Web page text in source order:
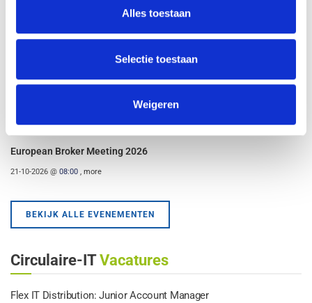
Alles toestaan
Selectie toestaan
Weigeren
Circular Circuits: Workshop Design for Recycling
29-09-2026 - 16:00
07-11-2026 - 18:00
Jaarcongres Circulaire-IT 2026
10-11-2026 - 18:00
European Broker Meeting 2026
21-10-2026 @ 08:00 , more
BEKIJK ALLE EVENEMENTEN
Circulaire-ITVacatures
Flex IT Distribution: Junior Account Manager